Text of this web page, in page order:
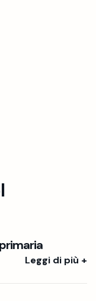
Leggi di più +